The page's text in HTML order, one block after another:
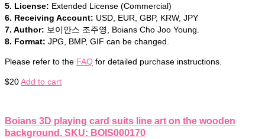
5. License: Extended License (Commercial)
6. Receiving Account: USD, EUR, GBP, KRW, JPY
7. Author: 보이안스 조주영, Boians Cho Joo Young.
8. Format: JPG, BMP, GIF can be changed.
Please refer to the FAQ for detailed purchase instructions.
$20Add to cart
Boians 3D playing card suits line art on the wooden
background. SKU: BOIS000170